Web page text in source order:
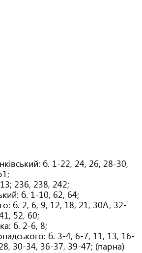
б. 1-22, 24, 26, 28-30,
236, 238, 242;
б. 1-10, 62, 64;
б. 2, 6, 9, 12, 18, 21, 30А, 32-
41, 52, 60;
б. 2-6, 8;
б. 3-4, 6-7, 11, 13, 16-
30-34, 36-37, 39-47; (парна)